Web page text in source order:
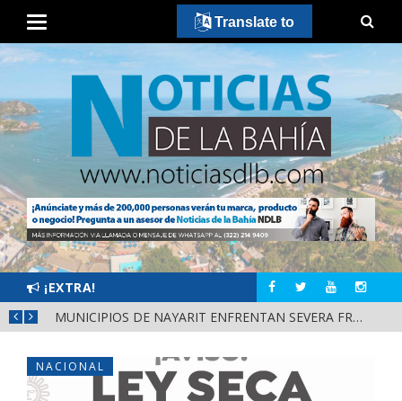
¡EXTRA!
MUNICIPIOS DE NAYARIT ENFRENTAN SEVERA FRAGILIDAD FINANCIERA POR DEUDAS Y NÓMINAS
NACIONAL
Translate to